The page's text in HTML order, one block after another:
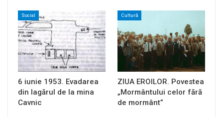
Social
6 iunie 1953. Evadarea
din lagărul de la mina
Cavnic
Cultură
ZIUA EROILOR. Povestea
„Mormântului celor fără
de mormânt”